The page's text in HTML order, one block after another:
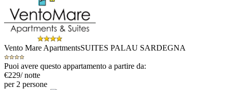
Vento Mare ApartmentsSUITES PALAU SARDEGNA
Puoi avere questo appartamento a partire da:
€229/ notte
per 2 persone